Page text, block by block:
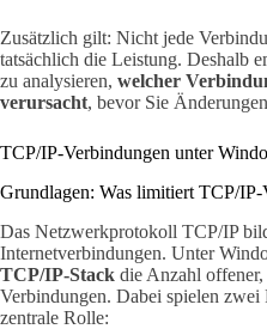
Zusätzlich gilt: Nicht jede
tatsächlich die Leistung. Deshalb
zu analysieren, welcher
verursacht, bevor Sie
TCP/IP-Verbindungen unter
Grundlagen: Was limitiert TCP/IP-
Das Netzwerkprotokoll TCP/IP
Internetverbindungen. Unter
TCP/IP-Stack die Anzahl
Verbindungen. Dabei spielen zwei
zentrale Rolle: